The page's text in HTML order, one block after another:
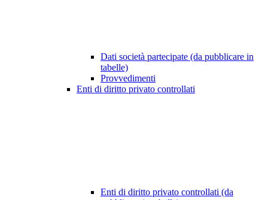
Dati società partecipate (da pubblicare in
tabelle)
Provvedimenti
Enti di diritto privato controllati
Enti di diritto privato controllati (da